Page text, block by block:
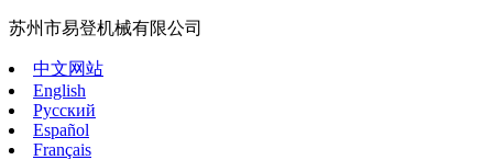
苏州市易登机械有限公司
中文网站
English
Русский
Español
Français